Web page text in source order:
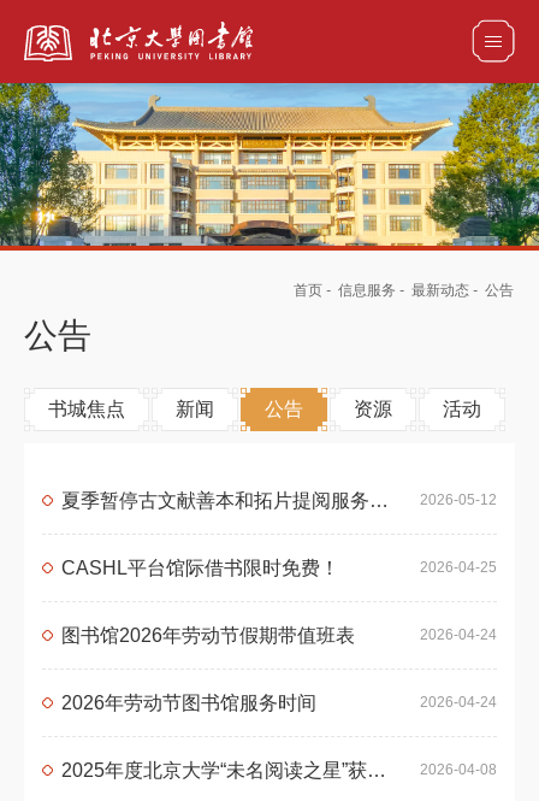
全部资源
首页 - 信息服务 - 最新动态 - 公告
公告
书城焦点 新闻 公告 资源 活动
2026-05-12
夏季暂停古文献善本和拓片提阅服务公告
2026-04-25
CASHL平台馆际借书限时免费！
2026-04-24
图书馆2026年劳动节假期带值班表
2026-04-24
2026年劳动节图书馆服务时间
2026-04-08
2025年度北京大学“未名阅读之星”获奖人选公示